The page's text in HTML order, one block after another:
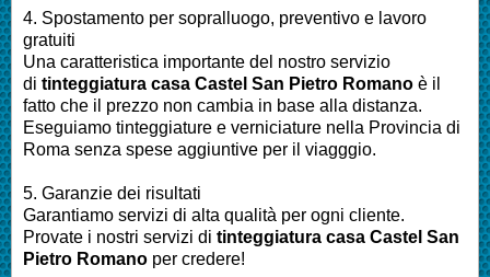
4. Spostamento per sopralluogo, preventivo e lavoro
gratuiti
Una caratteristica importante del nostro servizio
di tinteggiatura casa Castel San Pietro Romano è il
fatto che il prezzo non cambia in base alla distanza.
Eseguiamo tinteggiature e verniciature nella Provincia di
Roma senza spese aggiuntive per il viagggio.
5. Garanzie dei risultati
Garantiamo servizi di alta qualità per ogni cliente.
Provate i nostri servizi di tinteggiatura casa Castel San
Pietro Romano per credere!